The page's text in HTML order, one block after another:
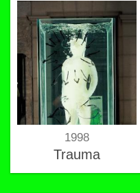
1998
Trauma